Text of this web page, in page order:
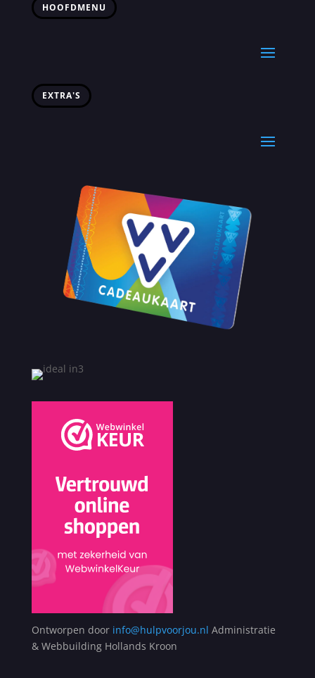
HOOFDMENU
EXTRA'S
Ontworpen door info@hulpvoorjou.nl Administratie
& Webbuilding Hollands Kroon